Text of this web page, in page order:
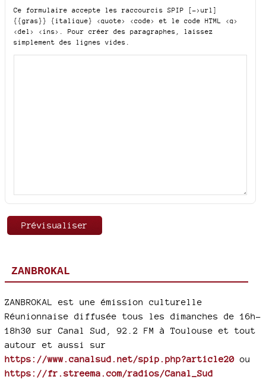
Ce formulaire accepte les raccourcis SPIP
[->url]
{{gras}} {italique} <quote> <code>
et le code HTML <q>
<del> <ins>
. Pour créer des paragraphes, laissez
simplement des lignes vides.
ZANBROKAL
ZANBROKAL est une émission culturelle
Réunionnaise diffusée tous les dimanches de 16h-
18h30 sur Canal Sud, 92.2 FM à Toulouse et tout
autour et aussi sur
https://www.canalsud.net/spip.php?article20 ou
https://fr.streema.com/radios/Canal_Sud